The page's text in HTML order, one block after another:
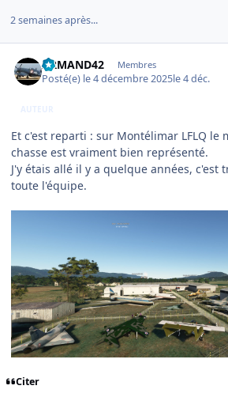
2 semaines après...
ARMAND42 Membres
Posté(e) le 4 décembre 2025le 4 déc.
AUTEUR
Et c'est reparti : sur Montélimar LFLQ le
chasse est vraiment bien représenté.
J'y étais allé il y a quelque années, c'est
toute l'équipe.
Citer